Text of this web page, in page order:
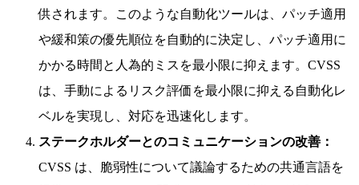
供されます。このような自動化ツールは、パッチ適用
や緩和策の優先順位を自動的に決定し、パッチ適用に
かかる時間と人為的ミスを最小限に抑えます。CVSS
は、手動によるリスク評価を最小限に抑える自動化レ
ベルを実現し、対応を迅速化します。
ステークホルダーとのコミュニケーションの改善：
CVSS は、脆弱性について議論するための共通言語を